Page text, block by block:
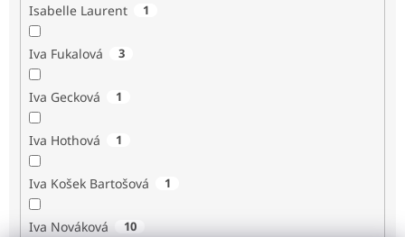
Isabelle Laurent 1
Iva Fukalová 3
Iva Gecková 1
Iva Hothová 1
Iva Košek Bartošová 1
Iva Nováková 10